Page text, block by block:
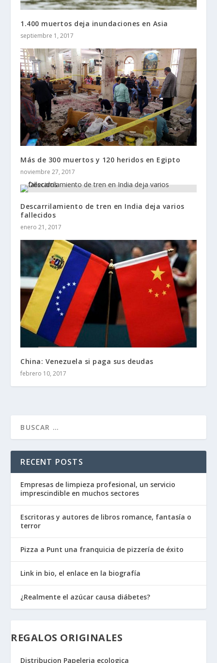
1.400 muertos deja inundaciones en Asia
septiembre 1, 2017
Más de 300 muertos y 120 heridos en Egipto
noviembre 27, 2017
Descarrilamiento de tren en India deja varios
fallecidos
enero 21, 2017
China: Venezuela si paga sus deudas
febrero 10, 2017
RECENT POSTS
Empresas de limpieza profesional, un servicio
imprescindible en muchos sectores
Escritoras y autores de libros romance, fantasía o
terror
Pizza a Punt una franquicia de pizzería de éxito
Link in bio, el enlace en la biografía
¿Realmente el azúcar causa diábetes?
REGALOS ORIGINALES
Distribucion Papeleria ecologica